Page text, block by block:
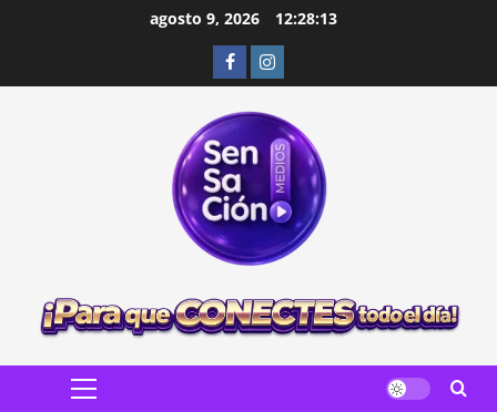
agosto 9, 2026 12:28:15
FacebookInstagram
Menú